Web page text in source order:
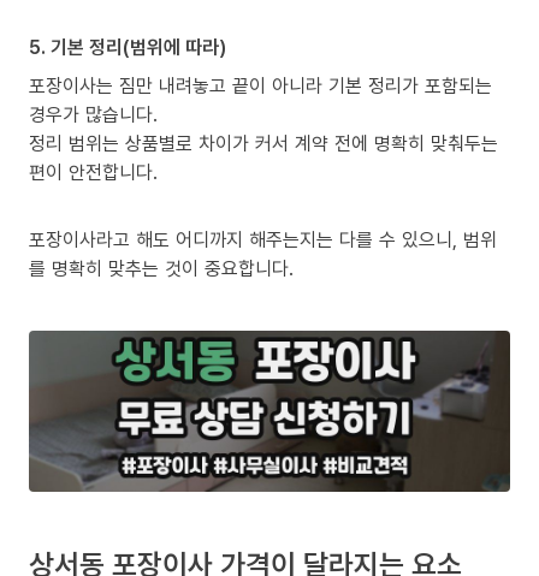
5. 기본 정리(범위에 따라)
포장이사는 짐만 내려놓고 끝이 아니라 기본 정리가 포함되는
경우가 많습니다.
정리 범위는 상품별로 차이가 커서 계약 전에 명확히 맞춰두는
편이 안전합니다.
포장이사라고 해도 어디까지 해주는지는 다를 수 있으니, 범위
를 명확히 맞추는 것이 중요합니다.
상서동 포장이사 가격이 달라지는 요소